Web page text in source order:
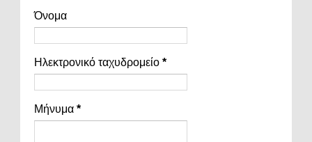
Όνομα
Ηλεκτρονικό ταχυδρομείο *
Μήνυμα *